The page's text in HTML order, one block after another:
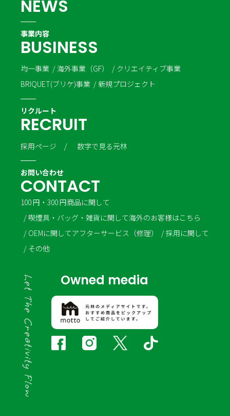
NEWS
事業内容
BUSINESS
均一事業 海外事業（GF）
クリエイティブ事業
BRIQUET(ブリケ)事業
新規プロジェクト
リクルート
RECRUIT
採用ページ 数字で見る元林
お問い合わせ
CONTACT
100 円・300 円商品に関して
喫煙具・バッグ・雑貨に関して海外のお客様はこちら
OEMに関してアフターサービス（修理）
採用に関して
その他
Owned media